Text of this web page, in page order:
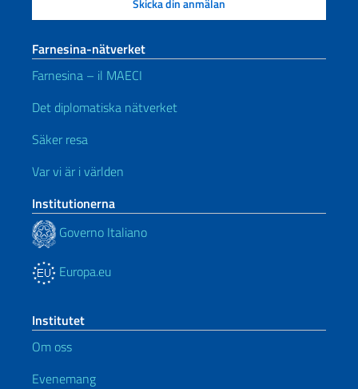
Farnesina-nätverket
Farnesina – il MAECI
Det diplomatiska nätverket
Säker resa
Var vi är i världen
Institutionerna
Governo Italiano
Europa.eu
Institutet
Om oss
Evenemang